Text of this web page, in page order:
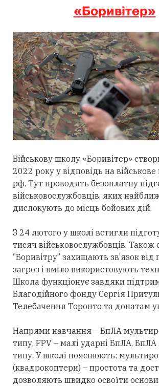
«Боривітер»
Військову школу «Боривітер»
2022 року у відповідь на
рф. Тут проводять безоплатну
військовослужбовців, яких
дислокують до місць бойових дій.
З 24 лютого у школі встигли
тисяч військовослужбовців. Також
“Боривітру” захищають зв’язок від
загроз і вміло використовують
Школа функціонує завдяки
Благодійного фонду Сергія
Телебачення Торонто та донатам
Напрями навчання – БпЛА
типу, FPV – малі ударні БпЛА, БпЛА
типу. У школі пояснюють:
(квадрокоптери) – простота та
дозволяють швидко освоїти